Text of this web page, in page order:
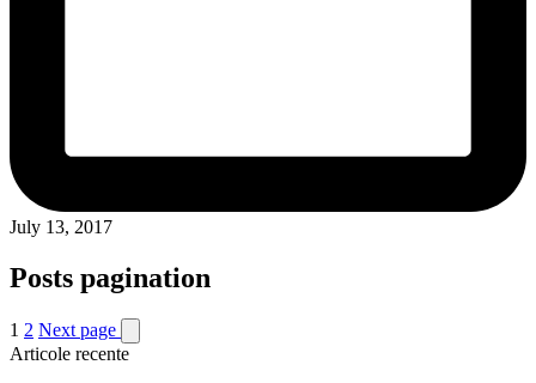
July 13, 2017
Posts pagination
1 2 Next page
Articole recente